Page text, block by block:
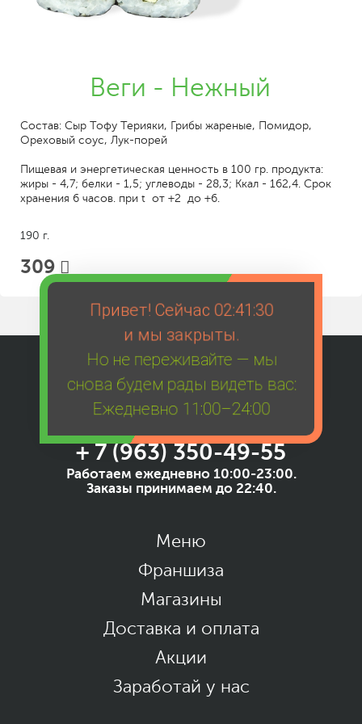
Привет! Сейчас 02:41:30
и мы закрыты.
Но не переживайте — мы
снова будем рады видеть вас:
Ежедневно 11:00–24:00
Веги - Нежный
Состав: Сыр Тофу Терияки, Грибы жареные, Помидор,
Ореховый соус, Лук-порей
Пищевая и энергетическая ценность в 100 гр. продукта:
жиры - 4,7; белки - 1,5; углеводы - 28,3; Ккал - 162,4. Срок
хранения 6 часов. при t от +2 до +6.
190 г.
309
+ 7 (963) 350-49-55
Работаем ежедневно 10:00-23:00.
Заказы принимаем до 22:40.
Меню
Франшиза
Магазины
Доставка и оплата
Акции
Заработай у нас